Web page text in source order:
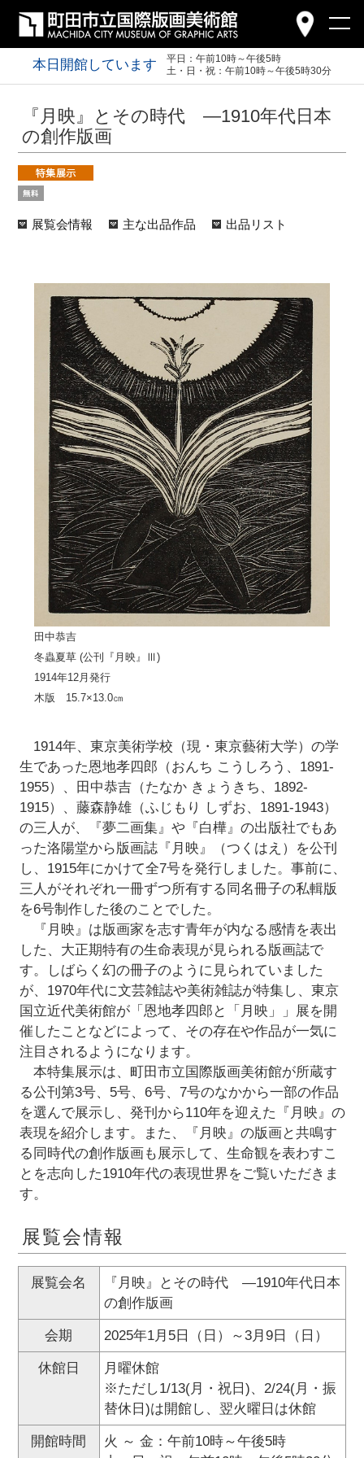
本日開館しています
平日：午前10時～午後5時
土・日・祝：午前10時～午後5時30分
『月映』とその時代 ―1910年代日本
の創作版画
展覧会情報 主な出品作品 出品リスト
田中恭吉
冬蟲夏草 (公刊『月映』Ⅲ)
1914年12月発行
木版 15.7×13.0㎝
1914年、東京美術学校（現・東京藝術大学）の学
生であった恩地孝四郎（おんち こうしろう、1891-
1955）、田中恭吉（たなか きょうきち、1892-
1915）、藤森静雄（ふじもり しずお、1891-1943）
の三人が、『夢二画集』や『白樺』の出版社でもあ
った洛陽堂から版画誌『月映』（つくはえ）を公刊
し、1915年にかけて全7号を発行しました。事前に、
三人がそれぞれ一冊ずつ所有する同名冊子の私輯版
を6号制作した後のことでした。
『月映』は版画家を志す青年が内なる感情を表出
した、大正期特有の生命表現が見られる版画誌で
す。しばらく幻の冊子のように見られていました
が、1970年代に文芸雑誌や美術雑誌が特集し、東京
国立近代美術館が「恩地孝四郎と「月映」」展を開
催したことなどによって、その存在や作品が一気に
注目されるようになります。
本特集展示は、町田市立国際版画美術館が所蔵す
る公刊第3号、5号、6号、7号のなかから一部の作品
を選んで展示し、発刊から110年を迎えた『月映』の
表現を紹介します。また、『月映』の版画と共鳴す
る同時代の創作版画も展示して、生命観を表わすこ
とを志向した1910年代の表現世界をご覧いただきま
す。
展覧会情報
展覧会名
『月映』とその時代 ―1910年代日本
の創作版画
会期 2025年1月5日（日）～3月9日（日）
休館日
月曜休館
※ただし1/13(月・祝日)、2/24(月・振
替休日)は開館し、翌火曜日は休館
開館時間
火 ～ 金：午前10時～午後5時